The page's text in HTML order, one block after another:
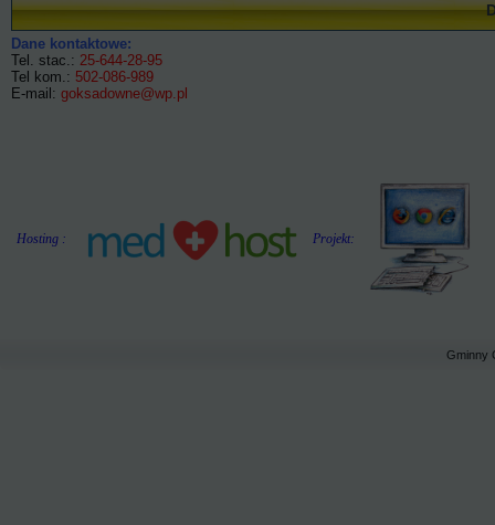
Dane kontaktowe:
Tel. stac.: 25-644-28-95
Tel kom.: 502-086-989
E-mail: goksadowne@wp.pl
Hosting : Projekt:
Gminny